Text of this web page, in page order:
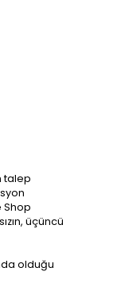
talep
Shop
üçüncü
olduğu